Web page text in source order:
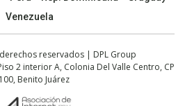
Venezuela
reservados | DPL Group
2 interior A, Colonia Del Valle Centro, CP
Benito Juárez